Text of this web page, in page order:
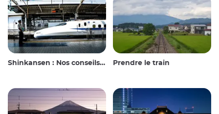
Shinkansen : Nos conseils de voyage pour le train à grande vitesse japonais Prendre le train